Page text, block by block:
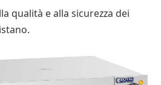
qualità e alla sicurezza dei